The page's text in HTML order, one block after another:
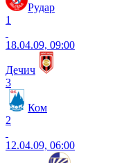
Рудар
1
18.04.09, 09:00
Дечич
3
Ком
2
12.04.09, 06:00